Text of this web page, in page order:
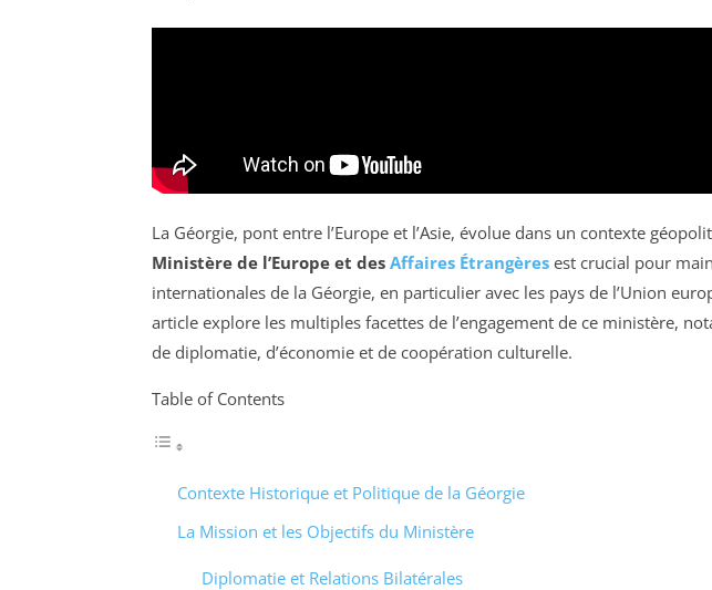
La Géorgie, pont entre l’Europe et l’Asie, évolue dans un contexte
Ministère de l’Europe et des Affaires Étrangères est crucial pour
internationales de la Géorgie, en particulier avec les pays de l’Union
article explore les multiples facettes de l’engagement de ce ministère,
de diplomatie, d’économie et de coopération culturelle.
Table of Contents
Contexte Historique et Politique de la Géorgie
La Mission et les Objectifs du Ministère
Diplomatie et Relations Bilatérales